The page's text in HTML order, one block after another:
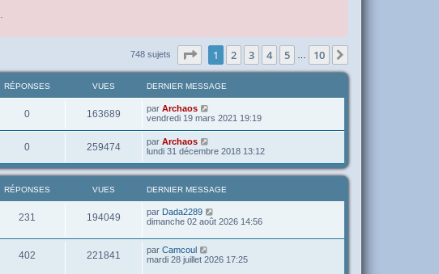
.
748 sujets Page sur10
1 2 3 4 5 10
RÉPONSES VUES DERNIER MESSAGE
0 163689 par Archaos
vendredi 19 mars 2021 19:19
0 259474 par Archaos
lundi 31 décembre 2018 13:12
RÉPONSES VUES DERNIER MESSAGE
231 194049 par Dada2289
dimanche 02 août 2026 14:56
402 221841 par Camcoul
mardi 28 juillet 2026 17:25